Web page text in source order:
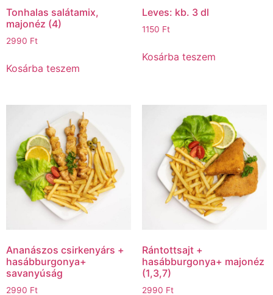
Tonhalas salátamix,
majonéz (4)
2990 Ft
Kosárba teszem
Leves: kb. 3 dl
1150 Ft
Kosárba teszem
Ananászos csirkenyárs +
hasábburgonya+
savanyúság
2990 Ft
Rántottsajt +
hasábburgonya+ majonéz
(1,3,7)
2990 Ft